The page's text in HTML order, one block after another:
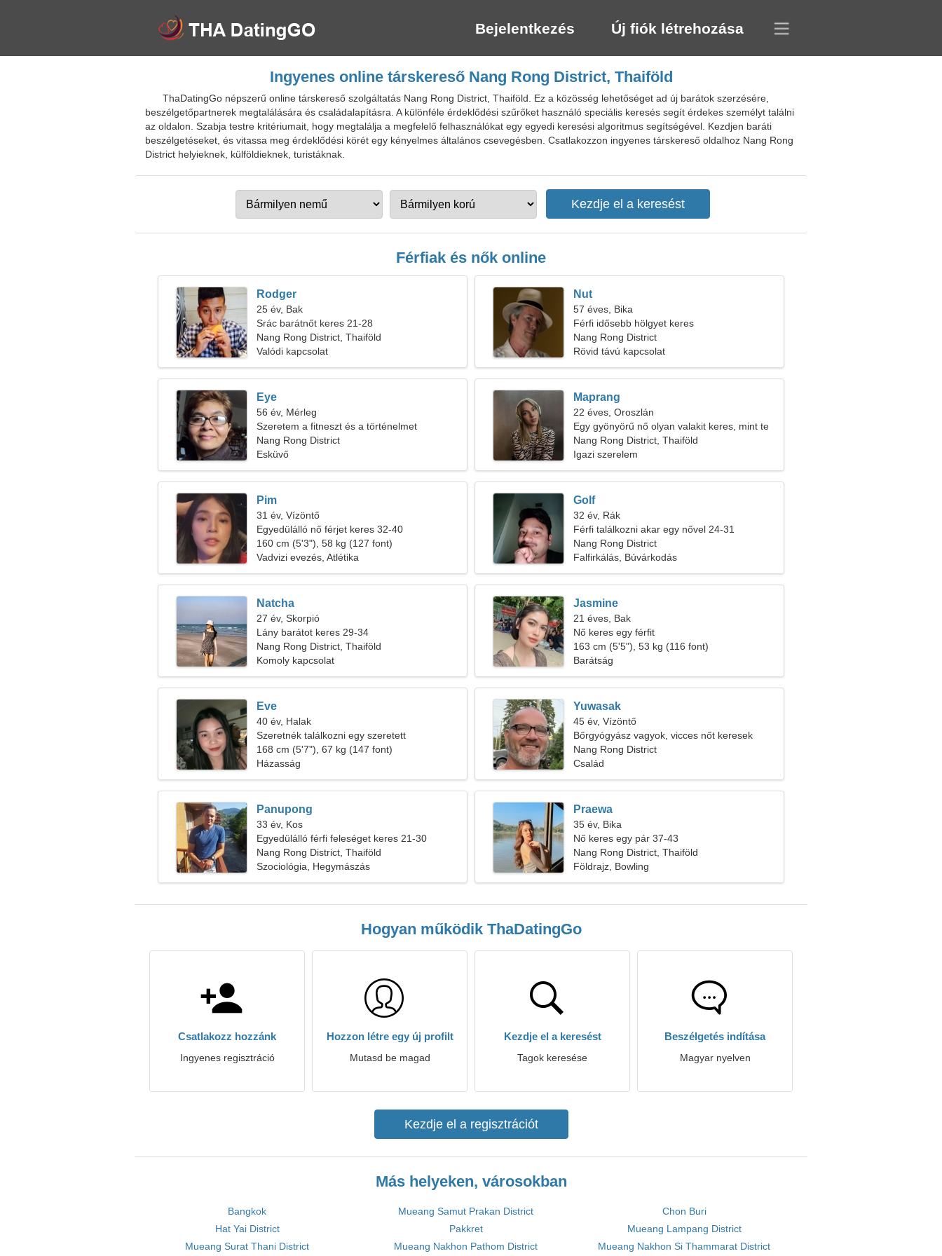
Bejelentkezés Új fiók létrehozása
Ingyenes online társkereső Nang Rong District, Thaiföld
ThaDatingGo népszerű online társkereső szolgáltatás Nang Rong District, Thaiföld. Ez a közösség lehetőséget ad új barátok szerzésére,
beszélgetőpartnerek megtalálására és családalapításra. A különféle érdeklődési szűrőket használó speciális keresés segít érdekes személyt találni
az oldalon. Szabja testre kritériumait, hogy megtalálja a megfelelő felhasználókat egy egyedi keresési algoritmus segítségével. Kezdjen baráti
beszélgetéseket, és vitassa meg érdeklődési körét egy kényelmes általános csevegésben. Csatlakozzon ingyenes társkereső oldalhoz Nang Rong
District helyieknek, külföldieknek, turistáknak.
Férfiak és nők online
Rodger
25 év, Bak
Srác barátnőt keres 21-28
Nang Rong District, Thaiföld
Valódi kapcsolat
Nut
57 éves, Bika
Férfi idősebb hölgyet keres
Nang Rong District
Rövid távú kapcsolat
Eye
56 év, Mérleg
Szeretem a fitneszt és a történelmet
Nang Rong District
Esküvő
Maprang
22 éves, Oroszlán
Egy gyönyörű nő olyan valakit keres, mint te
Nang Rong District, Thaiföld
Igazi szerelem
Pim
31 év, Vízöntő
Egyedülálló nő férjet keres 32-40
160 cm (5'3"), 58 kg (127 font)
Vadvizi evezés, Atlétika
Golf
32 év, Rák
Férfi találkozni akar egy nővel 24-31
Nang Rong District
Falfirkálás, Búvárkodás
Natcha
27 év, Skorpió
Lány barátot keres 29-34
Nang Rong District, Thaiföld
Komoly kapcsolat
Jasmine
21 éves, Bak
Nő keres egy férfit
163 cm (5'5"), 53 kg (116 font)
Barátság
Eve
40 év, Halak
Szeretnék találkozni egy szeretett
barátommal
168 cm (5'7"), 67 kg (147 font)
Házasság
Yuwasak
45 év, Vízöntő
Bőrgyógyász vagyok, vicces nőt keresek
Nang Rong District
Család
Panupong
33 év, Kos
Egyedülálló férfi feleséget keres 21-30
Nang Rong District, Thaiföld
Szociológia, Hegymászás
Praewa
35 év, Bika
Nő keres egy pár 37-43
Nang Rong District, Thaiföld
Földrajz, Bowling
Hogyan működik ThaDatingGo
Csatlakozz hozzánk
Ingyenes regisztráció
Hozzon létre egy új profilt
Mutasd be magad
Kezdje el a keresést
Tagok keresése
Beszélgetés indítása
Magyar nyelven
Kezdje el a regisztrációt
Más helyeken, városokban
Bangkok Mueang Samut Prakan District
Chon Buri
Hat Yai District
Pakkret
Mueang Lampang District
Mueang Surat Thani District
Mueang Nakhon Pathom District Mueang Nakhon Si Thammarat District